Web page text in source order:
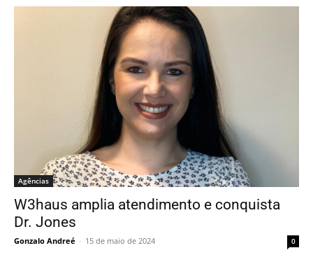
Agências
W3haus amplia atendimento e conquista
Dr. Jones
Gonzalo Andreé - 15 de maio de 2024 0